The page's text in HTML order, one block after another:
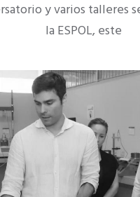
y varios talleres
la ESPOL, este